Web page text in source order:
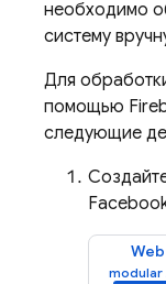
необходимо
систему
Для
помощью
следующие
Web